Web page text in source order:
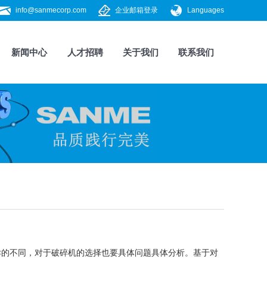
Languages
企业邮箱登录
info@sanmecorp.com
新闻中心 人才招聘 关于我们 联系我们
同，对于破碎机的选择也要具体问题具体分析。基于对